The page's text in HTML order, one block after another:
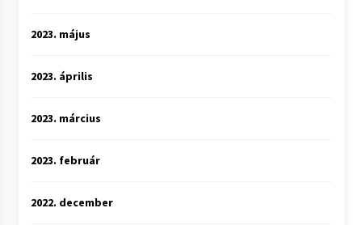
2023. május
2023. április
2023. március
2023. február
2022. december